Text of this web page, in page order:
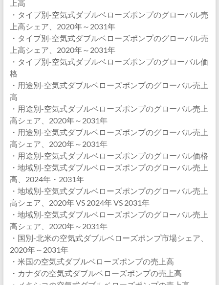
上高
・タイプ別-空気式ダブルベローズポンプのグローバル売
上高シェア、2020年～2031年
・タイプ別-空気式ダブルベローズポンプのグローバル売
上高シェア、2020年～2031年
・タイプ別-空気式ダブルベローズポンプのグローバル価
格
・用途別-空気式ダブルベローズポンプのグローバル売上
高
・用途別-空気式ダブルベローズポンプのグローバル売上
高シェア、2020年～2031年
・用途別-空気式ダブルベローズポンプのグローバル売上
高シェア、2020年～2031年
・用途別-空気式ダブルベローズポンプのグローバル価格
・地域別-空気式ダブルベローズポンプのグローバル売上
高、2024年・2031年
・地域別-空気式ダブルベローズポンプのグローバル売上
高シェア、2020年 VS 2024年 VS 2031年
・地域別-空気式ダブルベローズポンプのグローバル売上
高シェア、2020年～2031年
・国別-北米の空気式ダブルベローズポンプ市場シェア、
2020年～2031年
・米国の空気式ダブルベローズポンプの売上高
・カナダの空気式ダブルベローズポンプの売上高